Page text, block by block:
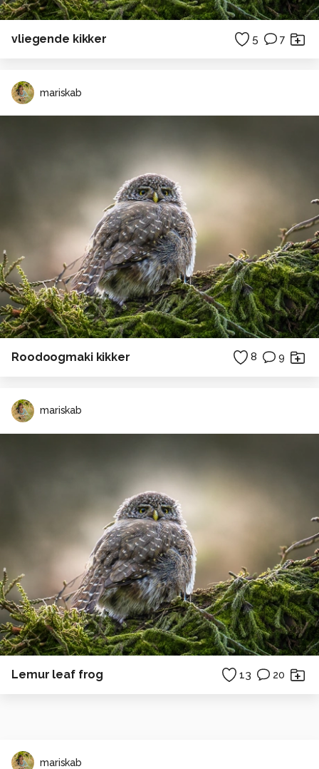
vliegende kikker 5 7
mariskab
Roodoogmaki kikker 8 9
mariskab
Lemur leaf frog 13 20
mariskab